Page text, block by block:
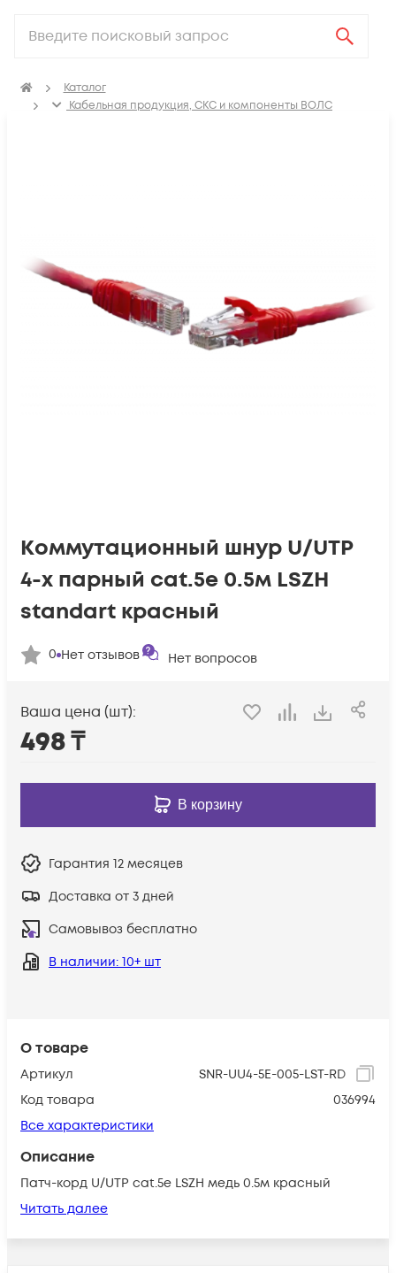
Каталог
Кабельная продукция, СКС и компоненты ВОЛС
О товаре
Артикул
SNR-UU4-5E-005-LST-RD
Код товара
036994
Все характеристики
Описание
Патч-корд U/UTP cat.5e LSZH медь 0.5м красный
Читать далее
Коммутационный шнур U/UTP
4-х парный cat.5e 0.5м LSZH
standart красный
0 Нет отзывов Нет вопросов
Ваша цена (шт):
498₸
В корзину
Гарантия 12 месяцев
Доставка от 3 дней
Самовывоз бесплатно
В наличии: 10+ шт